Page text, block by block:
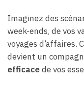
Imaginez des
week-ends, de vos
voyages d’affaires.
devient un
efficacede vos